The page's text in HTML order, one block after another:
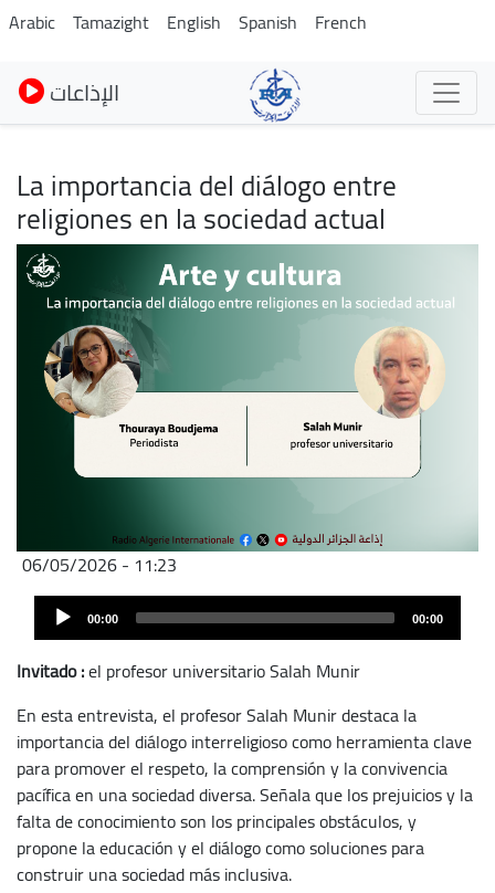
Pasar
al
contenido
principal
Arabic Tamazight English Spanish French
الإذاعات
La importancia del diálogo entre
religiones en la sociedad actual
Imagen
06/05/2026 - 11:23
Archivo
audio
Audio
Player 00:00 00:00
Invitado :el profesor universitario Salah Munir
En esta entrevista, el profesor Salah Munir destaca la
importancia del diálogo interreligioso como herramienta clave
para promover el respeto, la comprensión y la convivencia
pacífica en una sociedad diversa. Señala que los prejuicios y la
falta de conocimiento son los principales obstáculos, y
propone la educación y el diálogo como soluciones para
construir una sociedad más inclusiva.